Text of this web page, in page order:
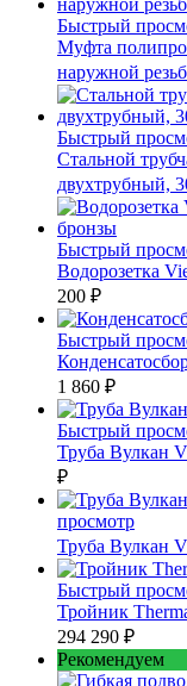
Быстрый
Муфта
наружной
Быстрый
Стальной
двухтрубный,
Быстрый
Водорозетка
200 ₽
Быстрый
1 860 ₽
Быстрый
Труба Вулкан
₽
просмотр
Труба Вулкан
Быстрый
Тройник
294 290 ₽
Рекомендуем